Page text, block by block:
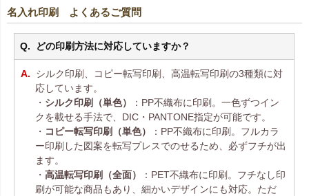
名入れ印刷 よくあるご質問
どの印刷方法に対応していますか？
シルク印刷、コピー転写印刷、高温転写印刷の3種類に対
応しています。
・ シルク印刷（単色）
：PP不織布に印刷。一色ずつイン
クを載せる手法で、DIC・PANTONE指定が可能です。
・ コピー転写印刷（単色）
：PP不織布に印刷。フルカラ
ー印刷した図案を転写プレスでのせるため、必ずフチが出
ます。
・ 高温転写印刷（全面）
：PET不織布に印刷。フチなし印
刷が可能な商品もあり、細かいデザインにも対応。ただ